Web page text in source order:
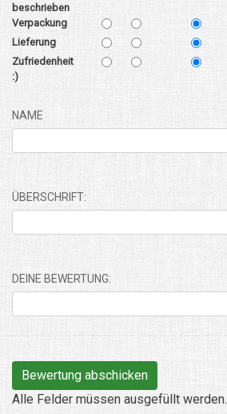
beschrieben
Verpackung
Lieferung
Zufriedenheit
:)
NAME
ÜBERSCHRIFT:
DEINE BEWERTUNG:
Alle Felder müssen ausgefüllt werden.